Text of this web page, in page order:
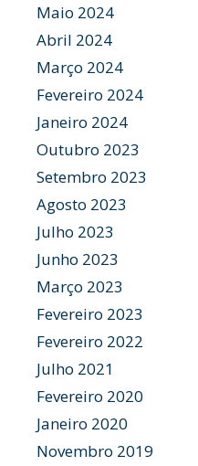
Maio 2024
Abril 2024
Março 2024
Fevereiro 2024
Janeiro 2024
Outubro 2023
Setembro 2023
Agosto 2023
Julho 2023
Junho 2023
Março 2023
Fevereiro 2023
Fevereiro 2022
Julho 2021
Fevereiro 2020
Janeiro 2020
Novembro 2019